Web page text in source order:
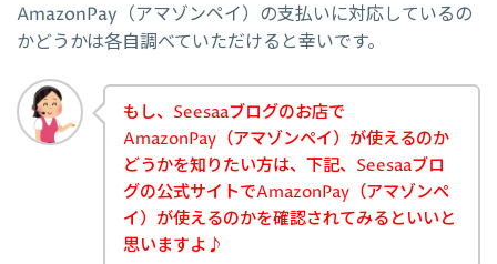
AmazonPay（アマゾンペイ）の支払いに対応しているの
かどうかは各自調べていただけると幸いです。
もし、Seesaaブログのお店で
AmazonPay（アマゾンペイ）が使えるのか
どうかを知りたい方は、下記、Seesaaブロ
グの公式サイトでAmazonPay（アマゾンペ
イ）が使えるのかを確認されてみるといいと
思いますよ♪